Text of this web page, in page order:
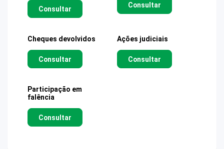
Consultar Consultar
Cheques devolvidos
Consultar
Ações judiciais
Consultar
Participação em
falência
Consultar